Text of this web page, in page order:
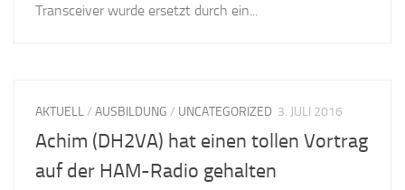
Transceiver wurde ersetzt durch ein...
AKTUELL/ AUSBILDUNG / UNCATEGORIZED 3. JULI 2016
Achim (DH2VA) hat einen tollen Vortrag
auf der HAM-Radio gehalten